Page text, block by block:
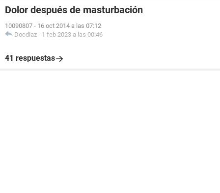
Dolor después de masturbación
10090807 - 16 oct 2014 a las 07:12
Docdiaz - 1 feb 2023 a las 00:46
41 respuestas